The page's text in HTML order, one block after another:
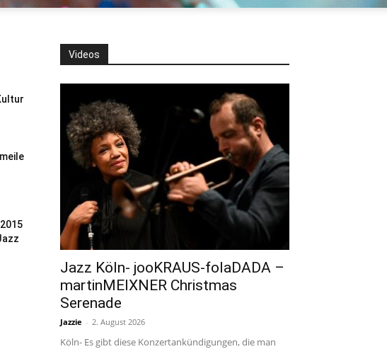
Videos
Jazz Köln- jooKRAUS-folaDADA –
martinMEIXNER Christmas
Serenade
Jazzie - 2. August 2026
Köln- Es gibt diese Konzertankündigungen, die man